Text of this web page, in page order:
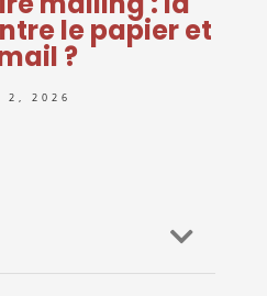
le papier et
?
2, 2026